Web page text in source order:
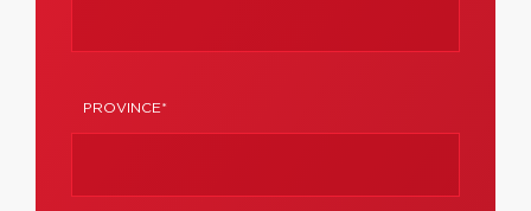
PROVINCE*